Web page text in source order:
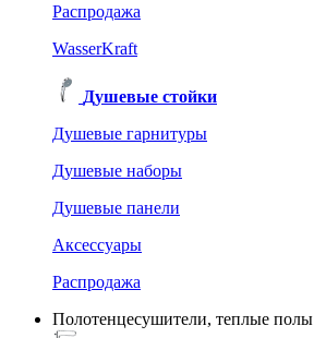
Распродажа
WasserKraft
Душевые стойки
Душевые гарнитуры
Душевые наборы
Душевые панели
Аксессуары
Распродажа
Полотенцесушители, теплые полы